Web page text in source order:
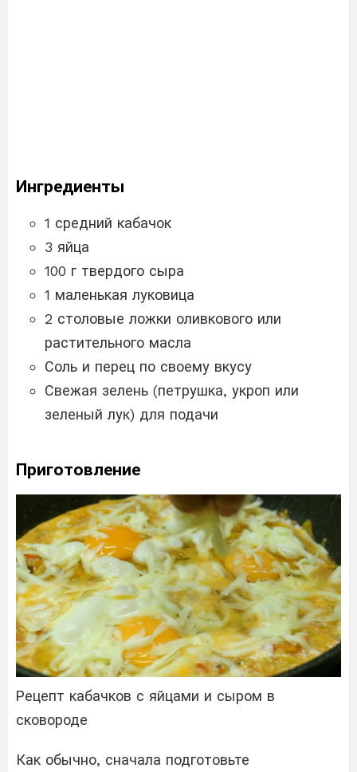
Ингредиенты
1 средний кабачок
3 яйца
100 г твердого сыра
1 маленькая луковица
2 столовые ложки оливкового или
растительного масла
Соль и перец по своему вкусу
Свежая зелень (петрушка, укроп или
зеленый лук) для подачи
Приготовление
Рецепт кабачков с яйцами и сыром в
сковороде
Как обычно, сначала подготовьте